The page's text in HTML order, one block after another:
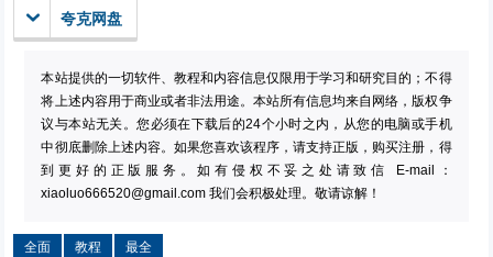
夸克网盘
本站提供的一切软件、教程和内容信息仅限用于学习和研究目的；不得
将上述内容用于商业或者非法用途。本站所有信息均来自网络，版权争
议与本站无关。您必须在下载后的24个小时之内，从您的电脑或手机
中彻底删除上述内容。如果您喜欢该程序，请支持正版，购买注册，得
到更好的正版服务。如有侵权不妥之处请致信 E-mail：
xiaoluo666520@gmail.com 我们会积极处理。敬请谅解！
全面 教程 最全